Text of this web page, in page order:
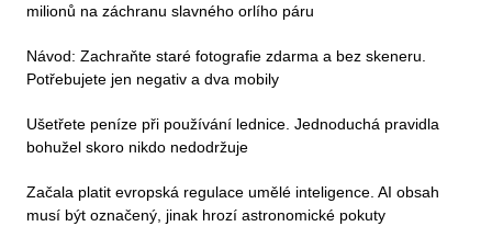
milionů na záchranu slavného orlího páru
Návod: Zachraňte staré fotografie zdarma a bez skeneru.
Potřebujete jen negativ a dva mobily
Ušetřete peníze při používání lednice. Jednoduchá pravidla
bohužel skoro nikdo nedodržuje
Začala platit evropská regulace umělé inteligence. AI obsah
musí být označený, jinak hrozí astronomické pokuty